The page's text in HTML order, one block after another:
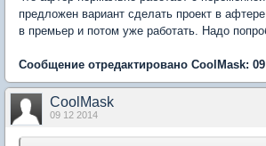
предложен вариант сделать проект в
в премьер и потом уже работать. Надо
Сообщение отредактировано CoolMask: 09
CoolMask
09 12 2014